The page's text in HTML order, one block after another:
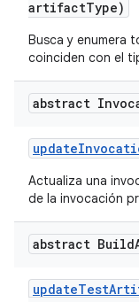
artifactType)
Busca y enumera
coinciden con el
abstract
update
Actualiza una
de la invocación
abstract Build
updateTest